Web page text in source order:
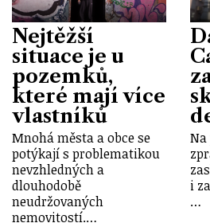
Nejtěžší
situace je u
pozemků,
které mají více
vlastníků
Mnohá města a obce se
potýkají s problematikou
nevzhledných a
dlouhodobě
neudržovaných
nemovitostí.…
i
…